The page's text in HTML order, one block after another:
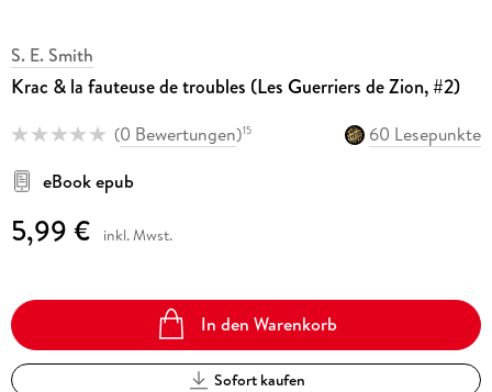
S. E. Smith
Krac & la fauteuse de troubles (Les Guerriers de Zion, #2)
(0 Bewertungen)15
60 Lesepunkte
eBook epub
5,99 € inkl. Mwst.
In den Warenkorb
Sofort kaufen